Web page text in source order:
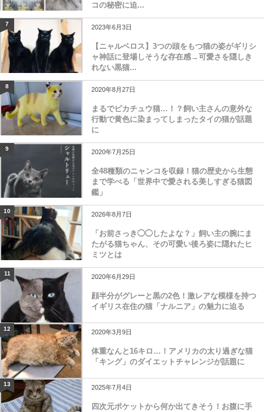
コの秘密に迫...
7 2023年6月3日
【ニャルベロス】3つの頭をもつ猫の姿がギリシ
ャ神話に登場しそうな存在感→可愛さを隠しき
れない黒猫...
8 2020年8月27日
まるでピカチュウ猫…！？飼い主さんの意外な
行動で黄色に染まってしまったタイの猫が話題
に
9 2020年7月25日
全48種類のニャンコを収録！猫の歴史から生態
まで学べる「世界中で愛される美しすぎる猫図
鑑」
10 2026年8月7日
「お前さっき◯◯したよな？」飼い主の腕にま
たがる猫ちゃん、その可愛い後ろ姿に隠れたヒ
ミツとは
11 2020年6月29日
顔半分がグレーと黒の2色！激レアな模様を持つ
イギリス在住の猫「ナルニア」の魅力に迫る
12 2020年3月9日
体重なんと16キロ…！アメリカの太り過ぎな猫
「キング」のダイエットチャレンジが話題に
13 2025年7月4日
四次元ポケットから何か出てきそう！お腹に手